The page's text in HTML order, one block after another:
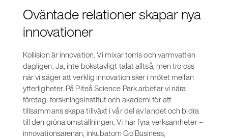
Oväntade relationer skapar nya
innovationer
Kollision är innovation. Vi mixar torris och varmvatten
dagligen. Ja, inte bokstavligt talat alltså, men tro oss
när vi säger att verklig innovation sker i mötet mellan
ytterligheter. På Piteå Science Park arbetar vi nära
företag, forskningsinstitut och akademi för att
tillsammans skapa tillväxt i vår del av landet och bidra
till den gröna omställningen. Vi har fyra verksamheter –
innovationsarenan, inkubatorn Go Business,